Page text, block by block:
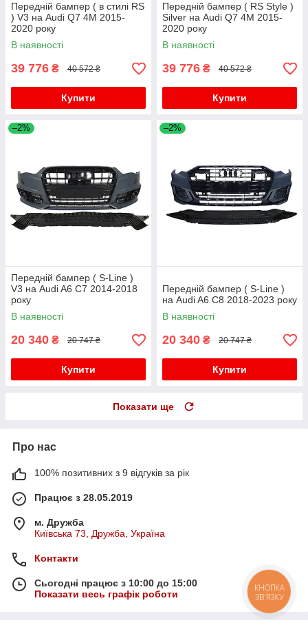
Передній бампер ( в стилі RS
) V3 на Audi Q7 4M 2015-
2020 року
В наявності
39 776 ₴ 40 572 ₴
Купити
Передній бампер ( RS Style )
Silver на Audi Q7 4M 2015-
2020 року
В наявності
39 776 ₴ 40 572 ₴
Купити
–2%
Передній бампер ( S-Line )
V3 на Audi A6 C7 2014-2018
року
В наявності
20 340 ₴ 20 747 ₴
Купити
–2%
Передній бампер ( S-Line )
на Audi A6 C8 2018-2023 року
В наявності
20 340 ₴ 20 747 ₴
Купити
Показати ще
Про нас
100% позитивних з 9 відгуків за рік
Працює з 28.05.2019
м. Дружба
Київська 73, Дружба, Україна
Контакти
Сьогодні працює з 10:00 до 15:00
Показати весь графік роботи
КНОПКА
ЗВ'ЯЗКУ